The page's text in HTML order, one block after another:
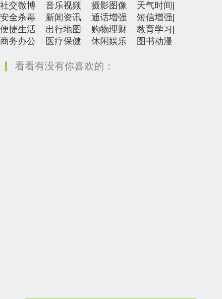
社交微博
音乐视频 摄影图像 天气时间
安全杀毒
新闻资讯 通话增强 短信增强
便捷生活
出行地图 购物理财 教育学习
商务办公
医疗保健 休闲娱乐 图书动漫
看看有没有你喜欢的：